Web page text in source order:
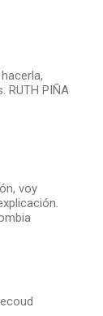
RUTH PIÑA
voy